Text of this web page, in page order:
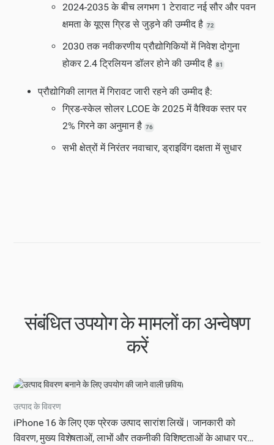
2024-2035 के बीच लगभग 1 टेरावाट नई सौर और पवन
क्षमता के यूएस ग्रिड से जुड़ने की उम्मीद है 72
2030 तक नवीकरणीय प्रौद्योगिकियों में निवेश दोगुना
होकर 2.4 ट्रिलियन डॉलर होने की उम्मीद है 81
प्रौद्योगिकी लागत में गिरावट जारी रहने की उम्मीद है:
ग्रिड-स्केल सोलर LCOE के 2025 में वैश्विक स्तर पर
2% गिरने का अनुमान है 76
सभी क्षेत्रों में निरंतर नवाचार, ड्राइविंग दक्षता में सुधार
संबंधित उपयोग के मामलों का अन्वेषण
करें
उत्पाद के विवरण
iPhone 16 के लिए एक प्रेरक उत्पाद सारांश लिखें। जानकारी को
विवरण, मुख्य विशेषताओं, लाभों और तकनीकी विशिष्टताओं के आधार पर